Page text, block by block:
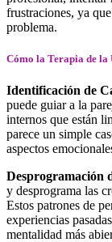
frustraciones, ya
problema.
Cómo la Terapia de la
Identificación de
puede guiar a la
internos que están
parece un simple
aspectos
Desprogramación
y desprograma las
Estos patrones de
experiencias
mentalidad más